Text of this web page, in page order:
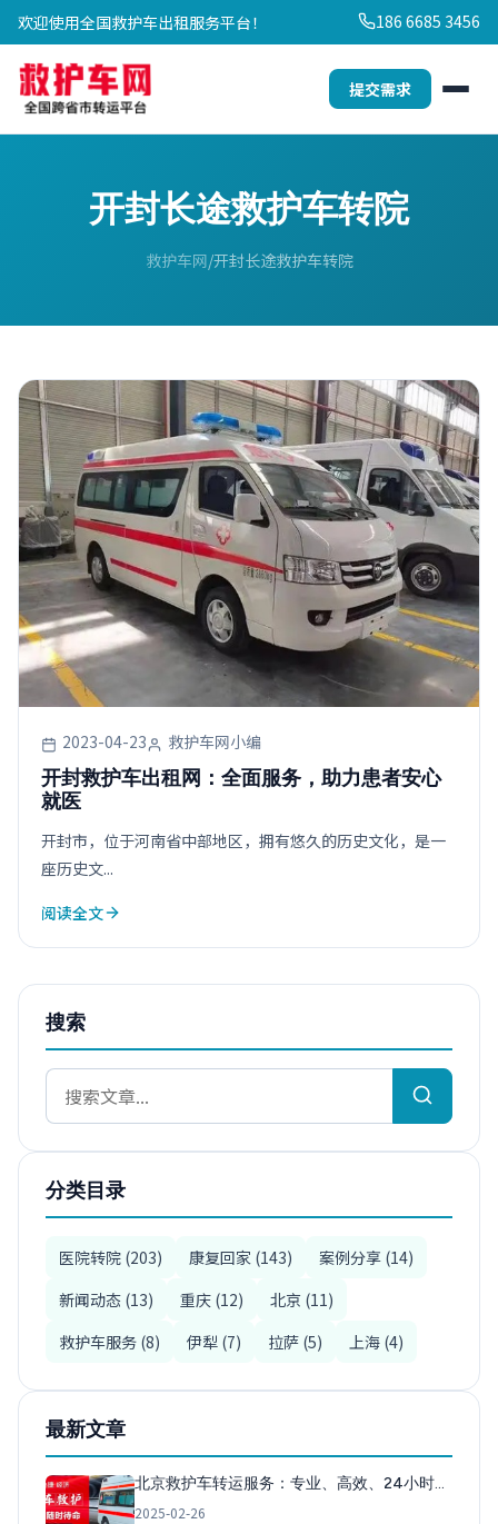
欢迎使用全国救护车出租服务平台！ 186 6685 3456
提交需求
开封长途救护车转院
救护车网 开封长途救护车转院
2023-04-23 救护车网小编
开封救护车出租网：全面服务，助力患者安心
就医
开封市，位于河南省中部地区，拥有悠久的历史文化，是一
座历史文...
阅读全文
搜索
分类目录
医院转院 (203) 康复回家 (143)
案例分享 (14)
新闻动态 (13)
重庆 (12)
北京 (11)
救护车服务 (8)
伊犁 (7) 拉萨 (5) 上海 (4)
最新文章
北京救护车转运服务：专业、高效、24小时…
2025-02-26